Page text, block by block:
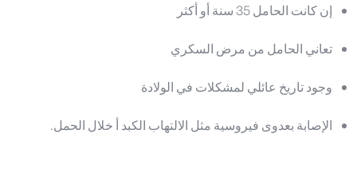
إن كانت الحامل 35 سنة أو أكثر
تعاني الحامل من مرض السكري
وجود تاريخ عائلي لمشكلات في الولادة
الإصابة بعدوى فيروسية مثل الالتهاب الكبد أ خلال الحمل.